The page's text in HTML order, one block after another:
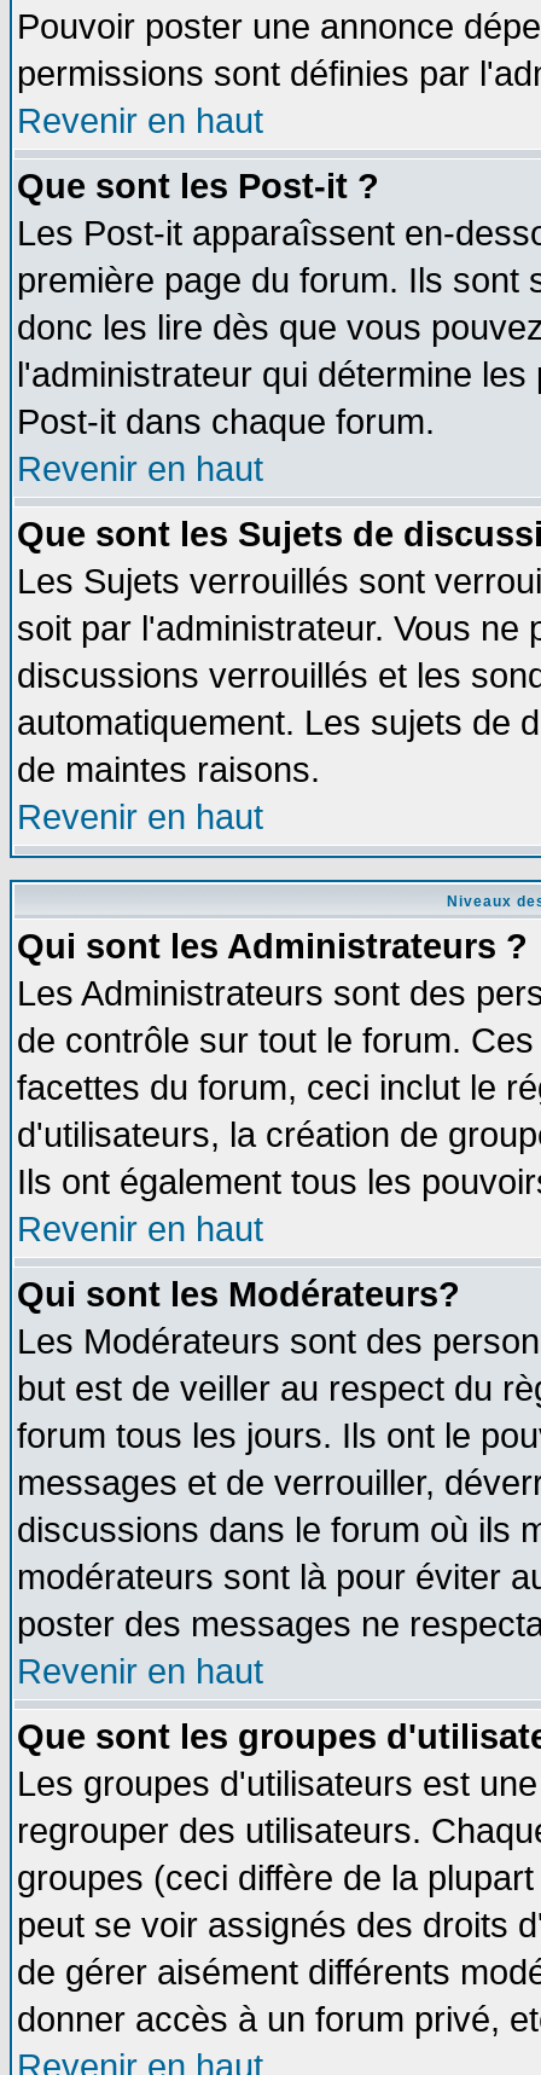
Pouvoir poster une annonce
permissions sont définies par
Revenir en haut
Que sont les Post-it ?
Les Post-it apparaîssent en-
première page du forum. Ils
donc les lire dès que vous
l'administrateur qui détermine
Post-it dans chaque forum.
Revenir en haut
Que sont les Sujets de
Les Sujets verrouillés sont
soit par l'administrateur. Vous
discussions verrouillés et les
automatiquement. Les sujets de
de maintes raisons.
Revenir en haut
Niveaux
Qui sont les Administrateurs ?
Les Administrateurs sont des
de contrôle sur tout le forum.
facettes du forum, ceci inclut le
d'utilisateurs, la création de
Ils ont également tous les
Revenir en haut
Qui sont les Modérateurs?
Les Modérateurs sont des
but est de veiller au respect du
forum tous les jours. Ils ont le
messages et de verrouiller,
discussions dans le forum où ils
modérateurs sont là pour éviter
poster des messages ne
Revenir en haut
Que sont les groupes
Les groupes d'utilisateurs est
regrouper des utilisateurs.
groupes (ceci diffère de la
peut se voir assignés des droits
de gérer aisément différents
donner accès à un forum privé,
Revenir en haut